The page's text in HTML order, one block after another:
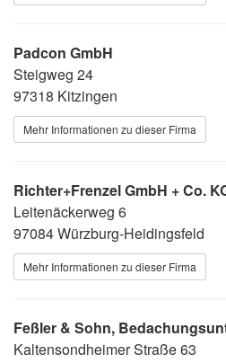
Padcon GmbH
Steigweg 24
97318 Kitzingen
Mehr Informationen zu dieser Firma
Richter+Frenzel GmbH + Co.
Leitenäckerweg 6
97084 Würzburg-Heidingsfeld
Mehr Informationen zu dieser Firma
Feßler & Sohn,
Kaltensondheimer Straße 63